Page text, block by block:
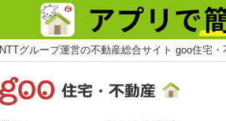
NTTグループ運営の不動産総合サイト goo住宅・